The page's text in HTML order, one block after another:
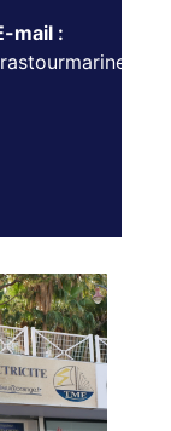
mail :